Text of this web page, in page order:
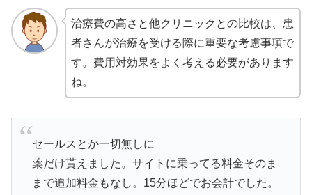
治療費の高さと他クリニックとの比較は、患
者さんが治療を受ける際に重要な考慮事項で
す。費用対効果をよく考える必要があります
ね。
セールスとか一切無しに
薬だけ貰えました。サイトに乗ってる料金そのま
まで追加料金もなし。15分ほどでお会計でした。